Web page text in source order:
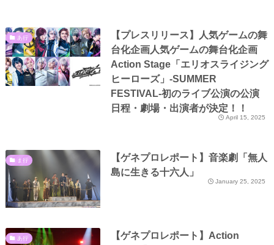
あ行
【プレスリリース】人気ゲームの舞
台化企画人気ゲームの舞台化企画
Action Stage「エリオスライジング
ヒーローズ」-SUMMER
FESTIVAL-初のライブ公演の公演
日程・劇場・出演者が決定！！
April 15, 2025
ま行
【ゲネプロレポート】音楽劇「無人
島に生きる十六人」
January 25, 2025
あ行
【ゲネプロレポート】Action